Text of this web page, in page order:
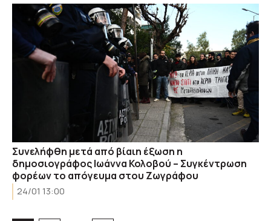
Συνελήφθη μετά από βίαιη έξωση η
δημοσιογράφος Ιωάννα Κολοβού – Συγκέντρωση
φορέων το απόγευμα στου Ζωγράφου
24/01 13:00